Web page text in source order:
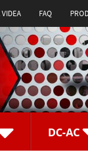
FAQ
DC-AC